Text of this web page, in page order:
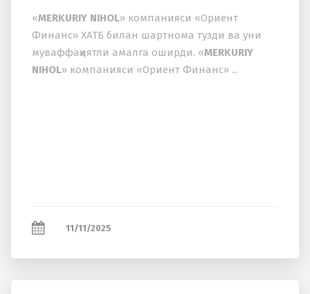
«MERKURIY NIHOL» компанияси «Ориент
Финанс» ХАТБ билан шартнома тузди ва уни
муваффақиятли амалга оширди. «MERKURIY
NIHOL» компанияси «Ориент Финанс» ...
11/11/2025